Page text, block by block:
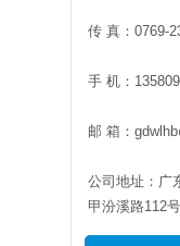
传 真：0769-
手 机：
邮 箱：
公司地址：广
甲汾溪路112号